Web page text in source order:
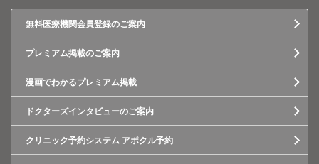
無料医療機関会員登録のご案内
プレミアム掲載のご案内
漫画でわかるプレミアム掲載
ドクターズインタビューのご案内
クリニック予約システム アポクル予約